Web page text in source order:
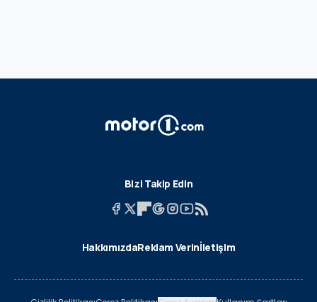
Bizi Takip Edin
HakkımızdaReklam Verinİletişim